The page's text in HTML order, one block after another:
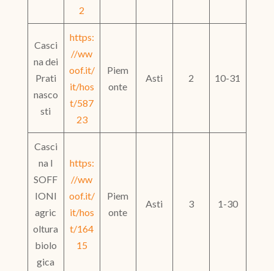
2
Casci
na dei
Prati
nasco
sti
https:
//ww
oof.it/
it/hos
t/587
23
Piem
onte
Asti 2 10-31
Casci
na I
SOFF
IONI
agric
oltura
biolo
gica
https:
//ww
oof.it/
it/hos
t/164
15
Piem
onte
Asti 3 1-30